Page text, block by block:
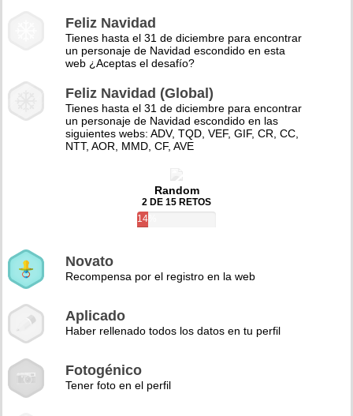
Feliz Navidad
Tienes hasta el 31 de diciembre para encontrar
un personaje de Navidad escondido en esta
web ¿Aceptas el desafío?
Feliz Navidad (Global)
Tienes hasta el 31 de diciembre para encontrar
un personaje de Navidad escondido en las
siguientes webs: ADV, TQD, VEF, GIF, CR, CC,
NTT, AOR, MMD, CF, AVE
Random
2 DE 15 RETOS
14%
Novato
Recompensa por el registro en la web
Aplicado
Haber rellenado todos los datos en tu perfil
Fotogénico
Tener foto en el perfil